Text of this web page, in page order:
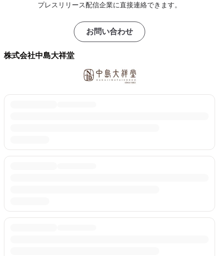
プレスリリース配信企業に直接連絡できます。
お問い合わせ
株式会社中島大祥堂